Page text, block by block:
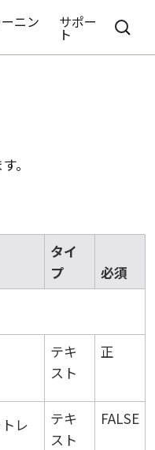
ーニン サポー
ト
。
タイ
プ
必須
テキ
スト
正
レ
テキ
スト
FALSE